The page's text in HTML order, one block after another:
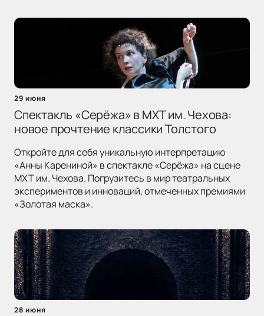
29 июня
Спектакль «Серёжа» в МХТ им. Чехова:
новое прочтение классики Толстого
Откройте для себя уникальную интерпретацию
«Анны Карениной» в спектакле «Серёжа» на сцене
МХТ им. Чехова. Погрузитесь в мир театральных
экспериментов и инноваций, отмеченных премиями
«Золотая маска».
28 июня